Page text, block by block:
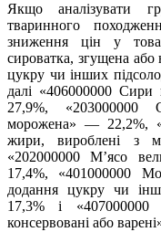
Якщо аналізувати
тваринного
зниження цін у
сироватка, згущена
цукру чи інших
далі «406000000
27,9%, «203000000
морожена» — 22,2%,
жири, вироблені з
«202000000 М’ясо
17,4%, «401000000
додання цукру чи
17,3% і «407000000
консервовані або